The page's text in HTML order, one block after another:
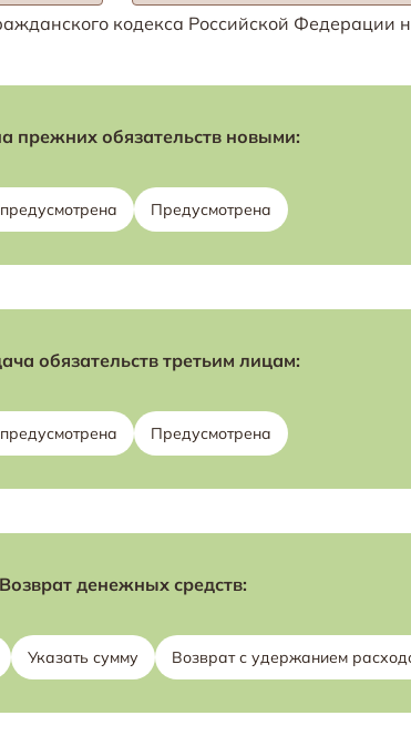
кодекса Российской
прежних обязательств новыми:
Предусмотрена
обязательств третьим лицам:
Предусмотрена
Возврат денежных средств:
Указать сумму Возврат с удержанием